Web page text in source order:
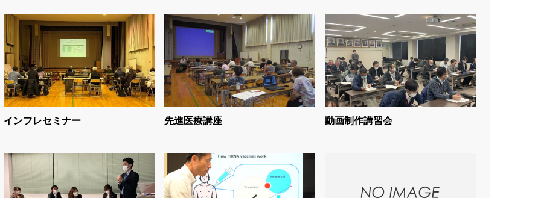
インフレセミナー 先進医療講座 動画制作講習会